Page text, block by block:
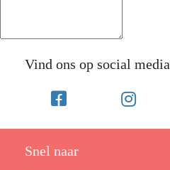
Vind ons op social media
Snel naar